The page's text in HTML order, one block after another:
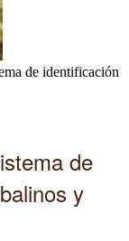
de identificación
de
y